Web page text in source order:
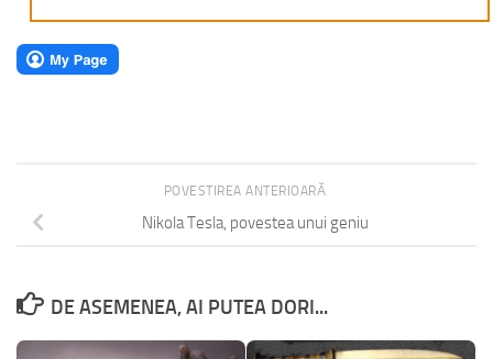
POVESTIREA ANTERIOARĂ
Nikola Tesla, povestea unui geniu
DE ASEMENEA, AI PUTEA DORI...